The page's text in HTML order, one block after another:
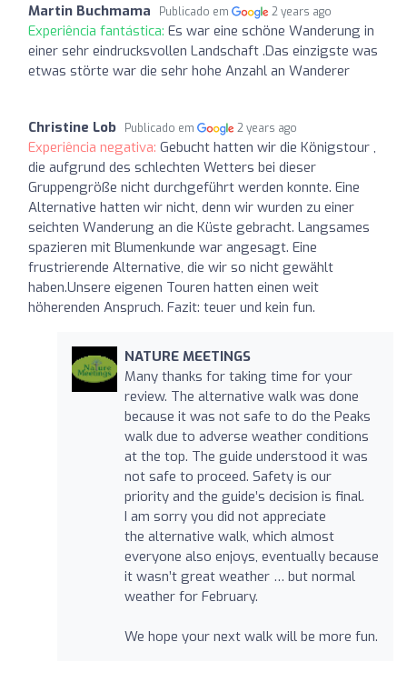
Martin Buchmama Publicado em 2 years ago
Experiência fantástica: Es war eine schöne Wanderung in
einer sehr eindrucksvollen Landschaft .Das einzigste was
etwas störte war die sehr hohe Anzahl an Wanderer
Christine Lob Publicado em 2 years ago
Experiência negativa: Gebucht hatten wir die Königstour ,
die aufgrund des schlechten Wetters bei dieser
Gruppengröße nicht durchgeführt werden konnte. Eine
Alternative hatten wir nicht, denn wir wurden zu einer
seichten Wanderung an die Küste gebracht. Langsames
spazieren mit Blumenkunde war angesagt. Eine
frustrierende Alternative, die wir so nicht gewählt
haben.Unsere eigenen Touren hatten einen weit
höherenden Anspruch. Fazit: teuer und kein fun.
NATURE MEETINGS
Many thanks for taking time for your
review. The alternative walk was done
because it was not safe to do the Peaks
walk due to adverse weather conditions
at the top. The guide understood it was
not safe to proceed. Safety is our
priority and the guide’s decision is final.
I am sorry you did not appreciate
the alternative walk, which almost
everyone also enjoys, eventually because
it wasn’t great weather … but normal
weather for February.
We hope your next walk will be more fun.